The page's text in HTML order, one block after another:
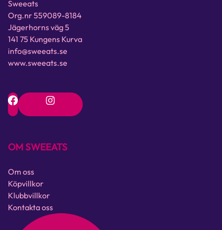
Sweeats
Org.nr 559089-8184
Jägerhorns väg 5
141 75 Kungens Kurva
info@sweeats.se
www.sweeats.se
OM SWEEATS
Om oss
Köpvillkor
Klubbvillkor
Kontakta oss